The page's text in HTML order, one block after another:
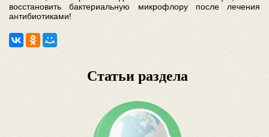
восстановить бактериальную микрофлору после лечения
антибиотиками!
Статьи раздела